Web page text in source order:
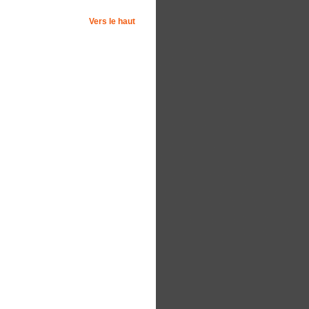
Vers le haut